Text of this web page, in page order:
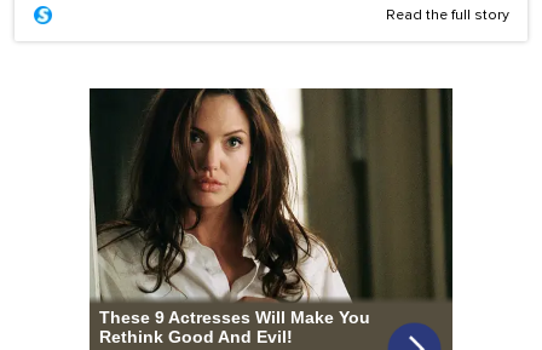
Read the full story